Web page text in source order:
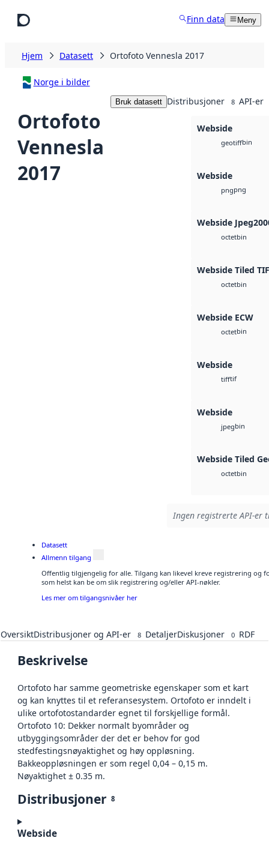
Finn data Meny
Hjem Datasett Ortofoto Vennesla 2017
Norge i bilder
Ortofoto
Vennesla
2017
Bruk datasett Distribusjoner 8 API-er
Webside
geotiffbin
Webside
pngpng
Webside
octetbin
Webside Tiled
octetbin
Webside ECW
octetbin
Webside
tifftif
Webside
jpegbin
Webside Tiled
octetbin
Ingen registrerte API-er
Datasett
Allmenn tilgang
Offentlig tilgjengelig for alle. Tilgang kan likevel kreve registrering og
som helst kan be om slik registrering og/eller API-nøkler.
Les mer om tilgangsnivåer her
OversiktDistribusjoner og API-er 8 DetaljerDiskusjoner 0 RDF
Beskrivelse
Ortofoto har samme geometriske egenskaper som et kart
og kan knyttes til et referansesystem. Ortofoto er inndelt i
ulike ortofotostandarder egnet til forskjellige formål.
Ortofoto 10: Dekker normalt byområder og
utbyggingsområder der det er behov for god
stedfestingsnøyaktighet og høy oppløsning.
Bakkeoppløsningen er som regel 0,04 – 0,15 m.
Nøyaktighet ± 0.35 m.
Distribusjoner 8
Webside